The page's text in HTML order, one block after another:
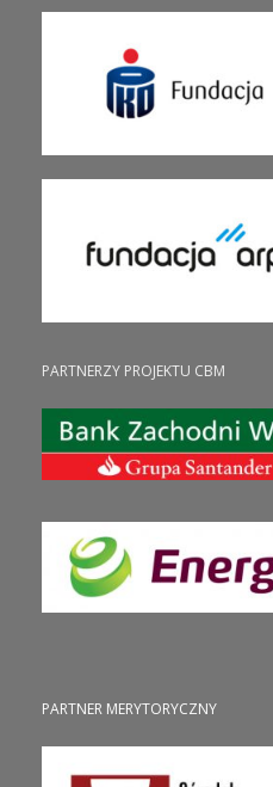
PARTNERZY PROJEKTU CBM
PARTNER MERYTORYCZNY